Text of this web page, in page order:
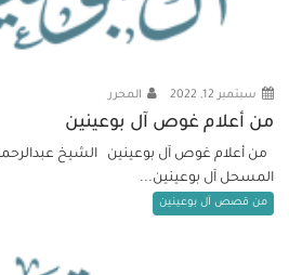
سبتمبر 12, 2022 المحرر
من أعلام غوص آل بوعينين
من أعلام غوص آل بوعينين الشيخ
المسحل آل بوعينين...
من قصص آل بوعينين